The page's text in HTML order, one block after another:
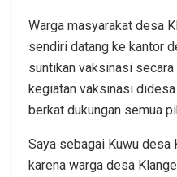
Warga masyarakat desa
sendiri datang ke kantor
suntikan vaksinasi
kegiatan vaksinasi
berkat dukungan semua
Saya sebagai Kuwu desa
karena warga desa